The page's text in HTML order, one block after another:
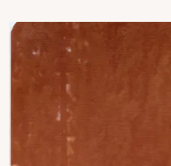
Image